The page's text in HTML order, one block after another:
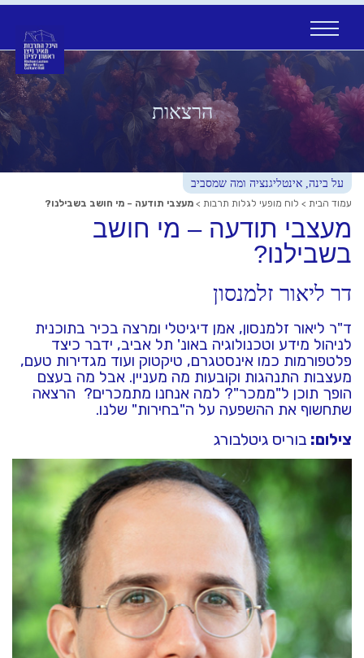
Skip
content
הרצאות
על בינה, אינטליגנציה ומה שמסביב
עמוד הבית > לוח מופעי לגלות תרבות > מעצבי תודעה – מי חושב בשבילנו?
מעצבי תודעה – מי חושב
בשבילנו?
דר ליאור זלמנסון
ד"ר ליאור זלמנסון, אמן דיגיטלי ומרצה בכיר בתוכנית
לניהול מידע וטכנולוגיה באונ' תל אביב, ידבר כיצד
פלטפורמות כמו אינסטגרם, טיקטוק ועוד מגדירות טעם,
מעצבות התנהגות וקובעות מה מעניין. אבל מה בעצם
הופך תוכן ל"ממכר"? למה אנחנו מתמכרים? הרצאה
שתחשוף את ההשפעה על ה"בחירות" שלנו.
צילום: בוריס גיטלבורג